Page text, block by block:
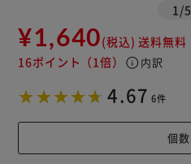
1 /5
¥1,640(税込) 送料無料
16ポイント （1倍） info 内訳
4.67 6件